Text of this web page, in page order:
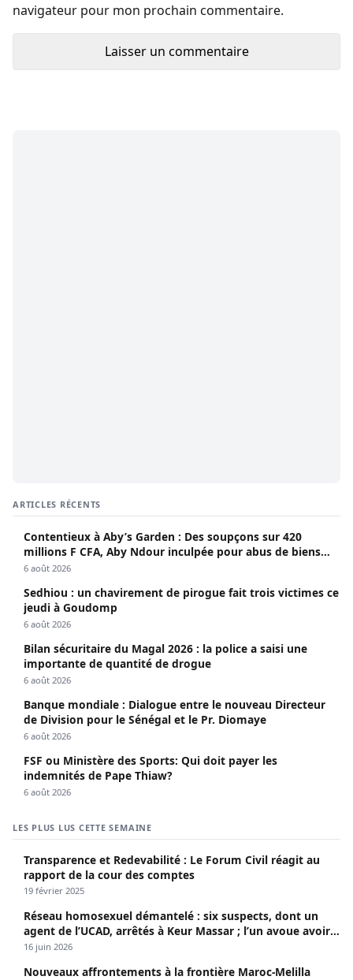
navigateur pour mon prochain commentaire.
ARTICLES RÉCENTS
Contentieux à Aby’s Garden : Des soupçons sur 420
millions F CFA, Aby Ndour inculpée pour abus de biens
sociaux
6 août 2026
Sedhiou : un chavirement de pirogue fait trois victimes ce
jeudi à Goudomp
6 août 2026
Bilan sécuritaire du Magal 2026 : la police a saisi une
importante de quantité de drogue
6 août 2026
Banque mondiale : Dialogue entre le nouveau Directeur
de Division pour le Sénégal et le Pr. Diomaye
6 août 2026
FSF ou Ministère des Sports: Qui doit payer les
indemnités de Pape Thiaw?
6 août 2026
LES PLUS LUS CETTE SEMAINE
Transparence et Redevabilité : Le Forum Civil réagit au
rapport de la cour des comptes
19 février 2025
Réseau homosexuel démantelé : six suspects, dont un
agent de l’UCAD, arrêtés à Keur Massar ; l’un avoue avoir
propagé le VIH depuis 2018
16 juin 2026
Nouveaux affrontements à la frontière Maroc-Melilla